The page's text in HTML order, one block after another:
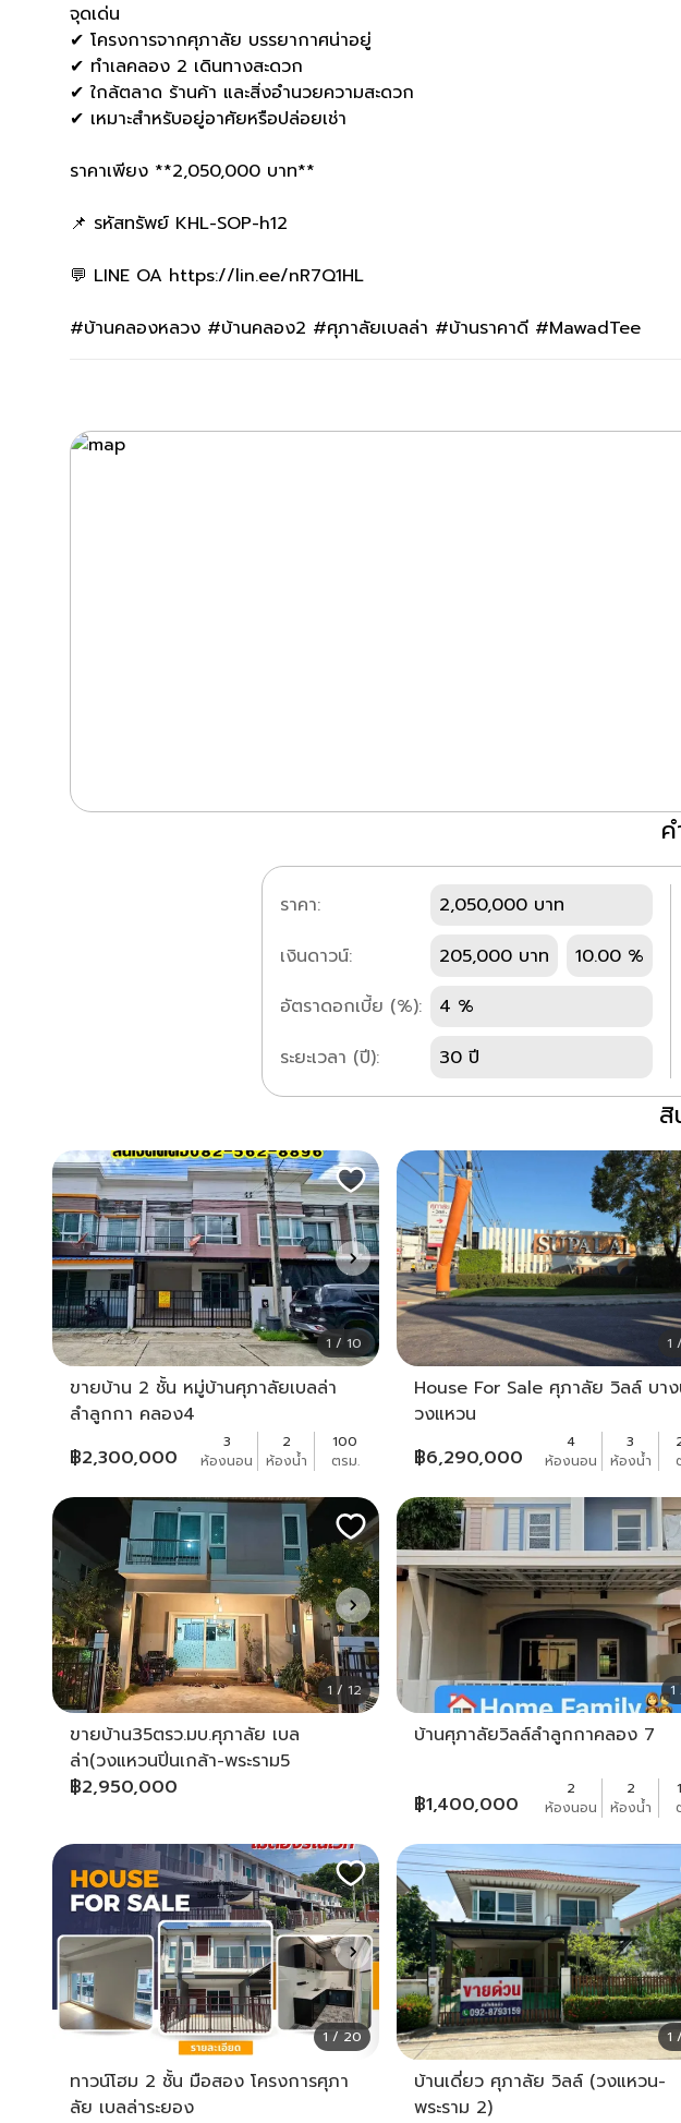
จุดเด่น
✔ โครงการจากศุภาลัย บรรยากาศน่าอยู่
✔ ทำเลคลอง 2 เดินทางสะดวก
✔ ใกล้ตลาด ร้านค้า และสิ่งอำนวยความสะดวก
✔ เหมาะสำหรับอยู่อาศัยหรือปล่อยเช่า
ราคาเพียง **2,050,000 บาท**
📌 รหัสทรัพย์ KHL-SOP-h12
💬 LINE OA https://lin.ee/nR7Q1HL
#บ้านคลองหลวง #บ้านคลอง2 #ศุภาลัยเบลล่า #บ้านราคาดี #MawadTee
ราคา:
2,050,000 บาท
เงินดาวน์:
205,000 บาท
10.00 %
อัตราดอกเบี้ย (%):
4 %
ระยะเวลา (ปี):
30 ปี
สิ
1 / 10
ขายบ้าน 2 ชั้น หมู่บ้านศุภาลัยเบลล่า
ลำลูกกา คลอง4
฿2,300,000
3
ห้องนอน
2
ห้องน้ำ
100
ตรม.
1
House For Sale ศุภาลัย วิลล์ บา
วงแหวน
฿6,290,000
4
ห้องนอน
3
ห้องน้ำ
1 / 12
ขายบ้าน35ตรว.มบ.ศุภาลัย เบล
ล่า(วงแหวนปิ่นเกล้า-พระราม5
฿2,950,000
1
บ้านศุภาลัยวิลล์ลำลูกกาคลอง 7
฿1,400,000
2
ห้องนอน
2
ห้องน้ำ
1 / 20
ทาวน์โฮม 2 ชั้น มือสอง โครงการศุภา
ลัย เบลล่าระยอง
1
บ้านเดี่ยว ศุภาลัย วิลล์ (วงแหวน-
พระราม 2)